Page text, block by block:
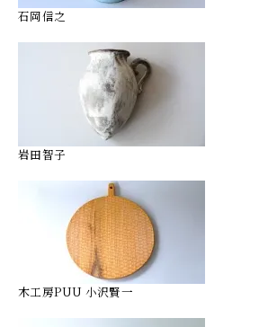
石岡信之
岩田智子
木工房PUU 小沢賢一